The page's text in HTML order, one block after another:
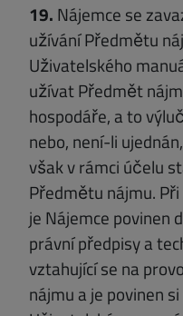
19. Nájemce se
užívání Předmětu
Uživatelského
užívat Předmět
hospodáře, a to
nebo, není-li
však v rámci účelu
Předmětu nájmu.
je Nájemce povinen
právní předpisy a
vztahující se na
nájmu a je povinen